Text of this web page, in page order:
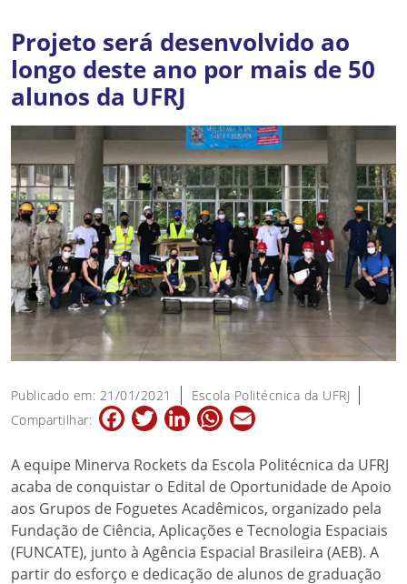
Projeto será desenvolvido ao
longo deste ano por mais de 50
alunos da UFRJ
Publicado em: 21/01/2021
Escola Politécnica da UFRJ
Compartilhar:
FacebookTwitterLinkedInWhatsApp
A equipe Minerva Rockets da Escola Politécnica da UFRJ
acaba de conquistar o Edital de Oportunidade de Apoio
aos Grupos de Foguetes Acadêmicos, organizado pela
Fundação de Ciência, Aplicações e Tecnologia Espaciais
(FUNCATE), junto à Agência Espacial Brasileira (AEB). A
partir do esforço e dedicação de alunos de graduação